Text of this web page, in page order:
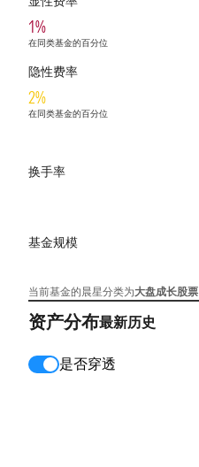
1%
在同类基金的百分位
隐性费率
2%
在同类基金的百分位
换手率
基金规模
当前基金的晨星分类为大盘成长股票
资产分布最新历史
是否穿透